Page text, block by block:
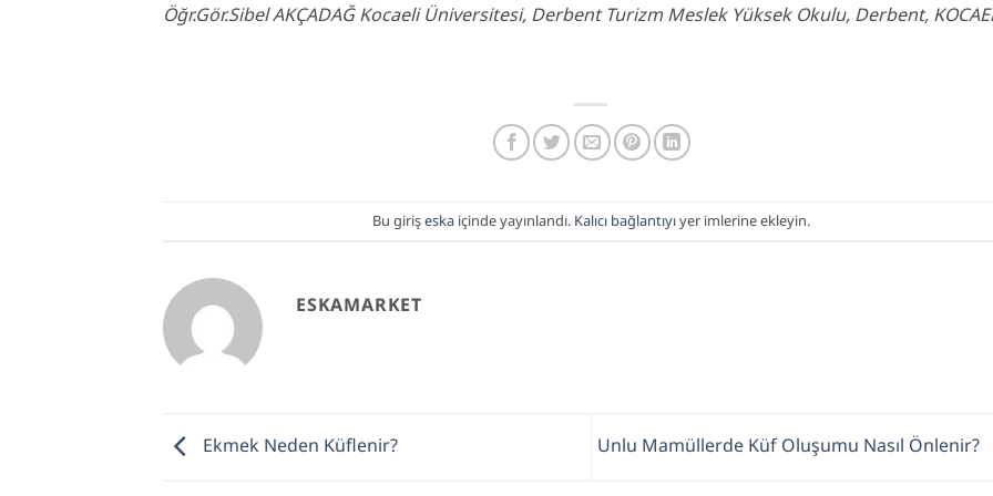
Öğr.Gör.Sibel AKÇADAĞ Kocaeli Üniversitesi, Derbent Turizm Meslek Yüksek Okulu, Derbent,
Bu girişeskaiçinde yayınlandı. Kalıcı bağlantıyıyer imlerine ekleyin.
ESKAMARKET
Ekmek Neden Küflenir? Unlu Mamüllerde Küf Oluşumu Nasıl Önlenir?